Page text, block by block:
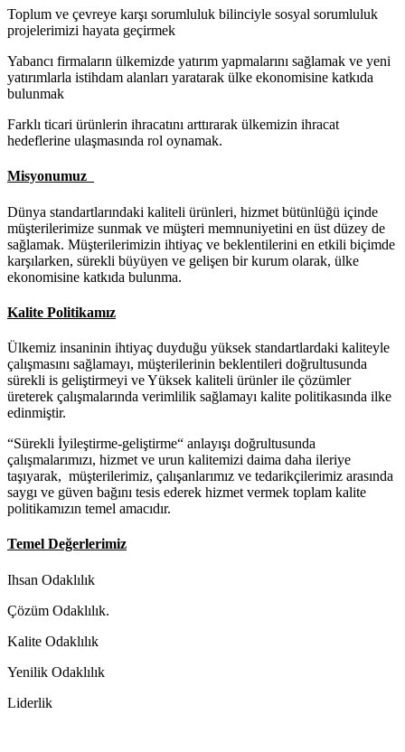
Toplum ve çevreye karşı sorumluluk bilinciyle sosyal sorumluluk
projelerimizi hayata geçirmek
Yabancı firmaların ülkemizde yatırım yapmalarını sağlamak ve yeni
yatırımlarla istihdam alanları yaratarak ülke ekonomisine katkıda
bulunmak
Farklı ticari ürünlerin ihracatını arttırarak ülkemizin ihracat
hedeflerine ulaşmasında rol oynamak.
Misyonumuz
Dünya standartlarındaki kaliteli ürünleri, hizmet bütünlüğü içinde
müşterilerimize sunmak ve müşteri memnuniyetini en üst düzey de
sağlamak. Müşterilerimizin ihtiyaç ve beklentilerini en etkili biçimde
karşılarken, sürekli büyüyen ve gelişen bir kurum olarak, ülke
ekonomisine katkıda bulunma.
Kalite Politikamız
Ülkemiz insaninin ihtiyaç duyduğu yüksek standartlardaki kaliteyle
çalışmasını sağlamayı, müşterilerinin beklentileri doğrultusunda
sürekli is geliştirmeyi ve Yüksek kaliteli ürünler ile çözümler
üreterek çalışmalarında verimlilik sağlamayı kalite politikasında ilke
edinmiştir.
“Sürekli İyileştirme-geliştirme“ anlayışı doğrultusunda
çalışmalarımızı, hizmet ve urun kalitemizi daima daha ileriye
taşıyarak, müşterilerimiz, çalışanlarımız ve tedarikçilerimiz arasında
saygı ve güven bağını tesis ederek hizmet vermek toplam kalite
politikamızın temel amacıdır.
Temel Değerlerimiz
Ihsan Odaklılık
Çözüm Odaklılık.
Kalite Odaklılık
Yenilik Odaklılık
Liderlik